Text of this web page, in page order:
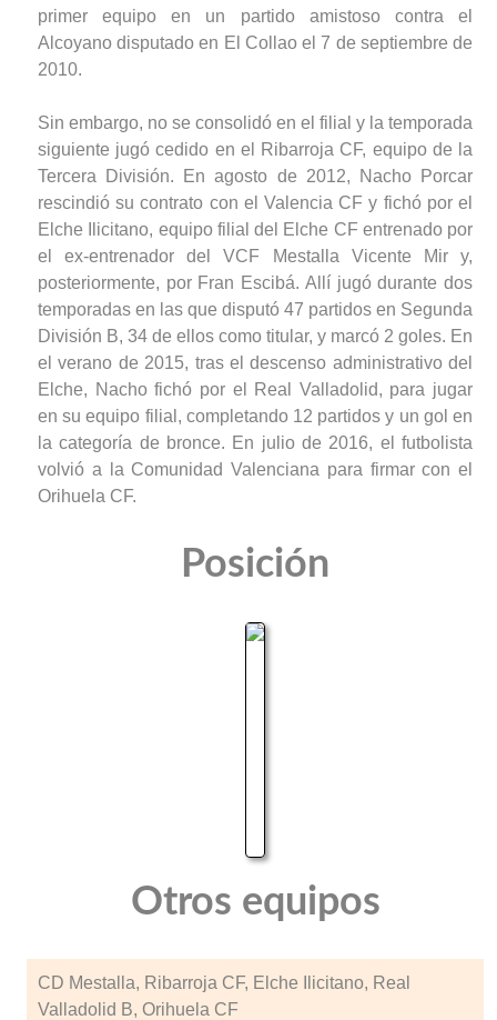
primer equipo en un partido amistoso contra el
Alcoyano disputado en El Collao el 7 de septiembre de
2010.
Sin embargo, no se consolidó en el filial y la temporada
siguiente jugó cedido en el Ribarroja CF, equipo de la
Tercera División. En agosto de 2012, Nacho Porcar
rescindió su contrato con el Valencia CF y fichó por el
Elche Ilicitano, equipo filial del Elche CF entrenado por
el ex-entrenador del VCF Mestalla Vicente Mir y,
posteriormente, por Fran Escibá. Allí jugó durante dos
temporadas en las que disputó 47 partidos en Segunda
División B, 34 de ellos como titular, y marcó 2 goles. En
el verano de 2015, tras el descenso administrativo del
Elche, Nacho fichó por el Real Valladolid, para jugar
en su equipo filial, completando 12 partidos y un gol en
la categoría de bronce. En julio de 2016, el futbolista
volvió a la Comunidad Valenciana para firmar con el
Orihuela CF.
Posición
Otros equipos
CD Mestalla, Ribarroja CF, Elche Ilicitano, Real
Valladolid B, Orihuela CF